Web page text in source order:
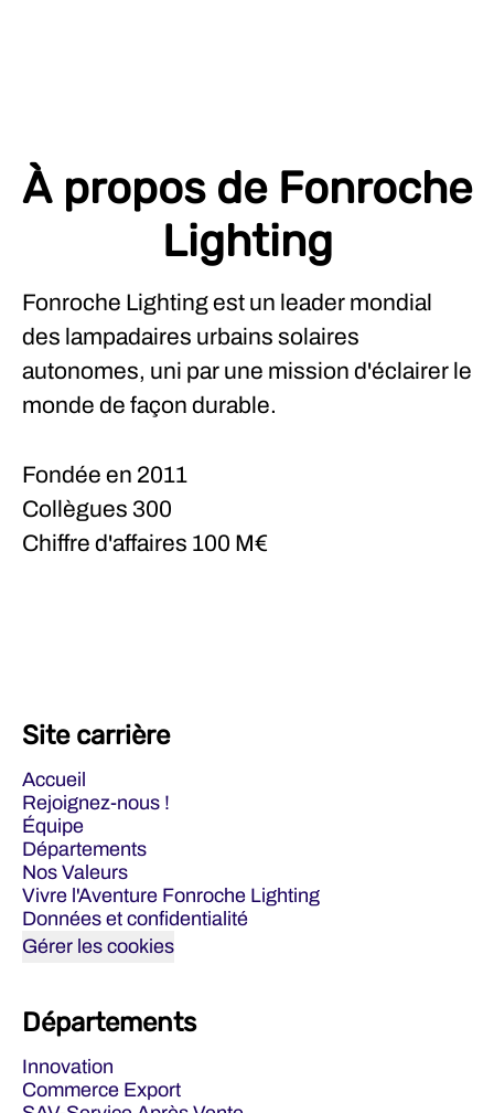
À propos de Fonroche
Lighting
Fonroche Lighting est un leader mondial
des lampadaires urbains solaires
autonomes, uni par une mission d'éclairer le
monde de façon durable.
Fondée en 2011
Collègues 300
Chiffre d'affaires 100 M€
Site carrière
Accueil
Rejoignez-nous !
Équipe
Départements
Nos Valeurs
Vivre l'Aventure Fonroche Lighting
Données et confidentialité
Gérer les cookies
Départements
Innovation
Commerce Export